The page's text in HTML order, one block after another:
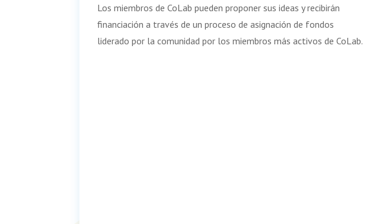
Los miembros de CoLab pueden proponer sus ideas y recibirán
financiación a través de un proceso de asignación de fondos
liderado por la comunidad por los miembros más activos de CoLab.